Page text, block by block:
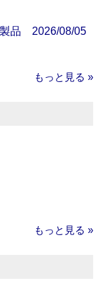
製品 2026/08/05
もっと見る »
もっと見る »